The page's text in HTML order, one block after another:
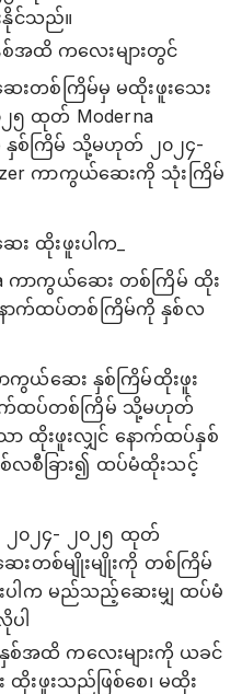
နိုင်သည်။
အထိ ကလေးများတွင်
တစ်ကြိမ်မှ မထိုးဖူးသေး
၅ ထုတ် Moderna
စ်ကြိမ် သို့မဟုတ် ၂၀၂၄-
ကာကွယ်ဆေးကို သုံးကြိမ်
ထိုးဖူးပါက_
ကာကွယ်ဆေး တစ်ကြိမ် ထိုး
ောက်ထပ်တစ်ကြိမ်ကို နှစ်လ
ကွယ်ဆေး နှစ်ကြိမ်ထိုးဖူး
က်ထပ်တစ်ကြိမ် သို့မဟုတ်
ထိုးဖူးလျှင် နောက်ထပ်နှစ်
လစီခြား၍ ထပ်မံထိုးသင့်
၀၂၄- ၂၀၂၅ ထုတ်
းတစ်မျိုးမျိုးကို တစ်ကြိမ်
ပါက မည်သည့်ဆေးမျှ ထပ်မံ
ါ
စ်အထိ ကလေးများကို ယခင်
းဖူးသည်ဖြစ်စေ၊ မထိုး